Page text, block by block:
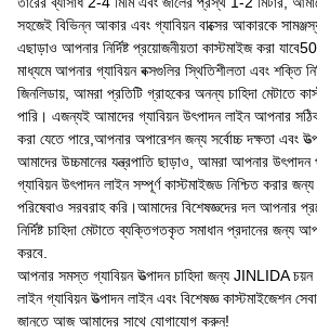
সহজেই বিভিন্ন আকার এবং গ্যাবিয়ন বাক্সের আকারকে
এছাড়াও আপনার নির্দিষ্ট প্রয়োজনীয়তা কাস্টমাইজ করা
মাধ্যমে আপনার গ্যাবিয়ন বক্সগুলির স্থিতিশীলতা এবং শক্তি
জিনলিডায়, আমরা প্রতিটি গ্রাহকের অনন্য চাহিদা মেটাতে
পারি। এজন্যই আমাদের গ্যাবিয়ন উৎপাদন লাইন আপনার
করা যেতে পারে,আপনার অপারেশন জন্য সর্বোচ্চ দক্ষতা এবং
আমাদের উচ্চমানের যন্ত্রপাতি ছাড়াও, আমরা আপনার
গ্যাবিয়ন উৎপাদন লাইন সম্পূর্ণ কাস্টমাইজড নিশ্চিত করার
পরিষেবাও সরবরাহ করি।আমাদের বিশেষজ্ঞদের দল আপনার
নির্দিষ্ট চাহিদা মেটাতে ব্যক্তিগতকৃত সমাধান প্রদানের জন্য
করবে.
আপনার সমস্ত গ্যাবিয়ন উত্পাদন চাহিদা জন্য JINLIDA
লাইন গ্যাবিয়ন উত্পাদন লাইন এবং বিশেষজ্ঞ কাস্টমাইজেশন
জানতে আজ আমাদের সাথে যোগাযোগ করুন!